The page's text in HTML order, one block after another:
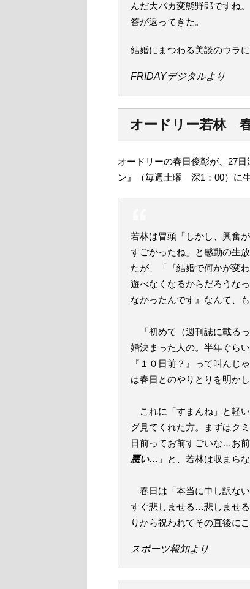
んだ大バカ変態野郎ですね
答が返ってきた。
結婚にまつわる美談のウラ
FRIDAYデジタルより
オードリー若林
オードリーの春日俊彰が、27
ン』（毎週土曜 深1：00）に
若林は冒頭「しかし、興奮
すごかったね」と感動の生
たが、「『結婚で何かが変
遊べなくなるからだろうな
なかったんです』なんて、
「初めて（週刊誌に載る
婚決まった人の。半年ぐら
『１０日前？』って叫んじ
は春日とのやりとりを明か
これに「すまんね」と軽
グ見てくれた方。まずはク
日前ってお前すごいな…お
悪い… 」と、若林は収まら
春日は「本当に申し訳ない
すぐ悲しませる…悲しませ
りから祝われてその直後に
スポーツ報知より